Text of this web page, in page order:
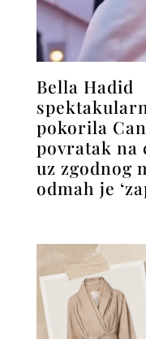
Bella Hadid
pokorila
povratak na
uz zgodnog
odmah je